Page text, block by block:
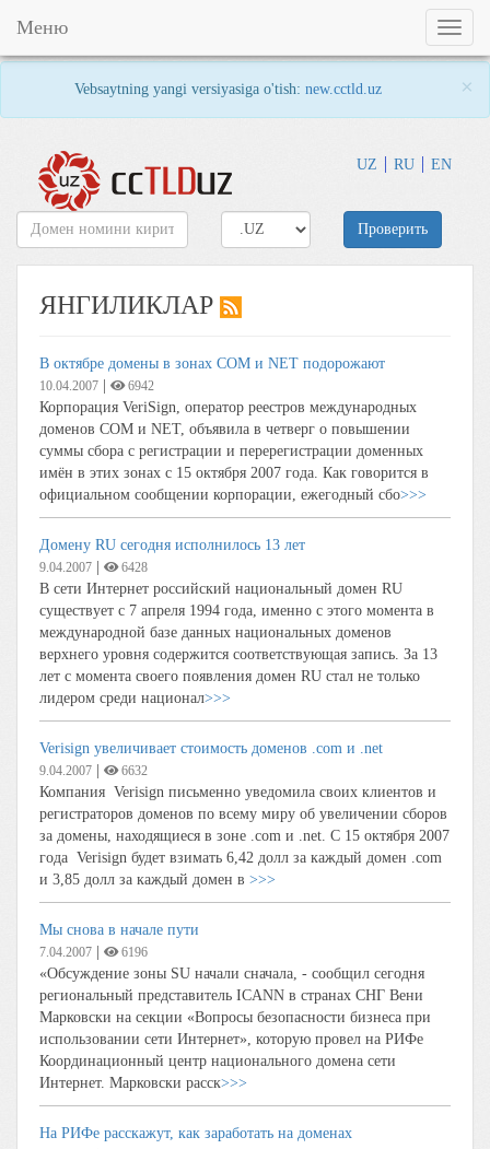
Vebsaytning yangi versiyasiga o'tish: new.cctld.uz ×
UZ RU EN
Toggle
Меню
Проверить
ЯНГИЛИКЛАР
В октябре домены в зонах COM и NET подорожают
10.04.2007 6942
Корпорация VeriSign, оператор реестров международных
доменов COM и NET, объявила в четверг о повышении
суммы сбора с регистрации и перерегистрации доменных
имён в этих зонах с 15 октября 2007 года. Как говорится в
официальном сообщении корпорации, ежегодный сбо>>>
Домену RU сегодня исполнилось 13 лет
9.04.2007 6428
В сети Интернет российский национальный домен RU
существует с 7 апреля 1994 года, именно с этого момента в
международной базе данных национальных доменов
верхнего уровня содержится соответствующая запись. За 13
лет с момента своего появления домен RU стал не только
лидером среди национал>>>
Verisign увеличивает стоимость доменов .com и .net
9.04.2007 6632
Компания Verisign письменно уведомила своих клиентов и
регистраторов доменов по всему миру об увеличении сборов
за домены, находящиеся в зоне .com и .net. C 15 октября 2007
года Verisign будет взимать 6,42 долл за каждый домен .com
и 3,85 долл за каждый домен в >>>
Мы снова в начале пути
7.04.2007 6196
«Обсуждение зоны SU начали сначала, - сообщил сегодня
региональный представитель ICANN в странах СНГ Вени
Марковски на секции «Вопросы безопасности бизнеса при
использовании сети Интернет», которую провел на РИФе
Координационный центр национального домена сети
Интернет. Марковски расск>>>
На РИФе расскажут, как заработать на доменах